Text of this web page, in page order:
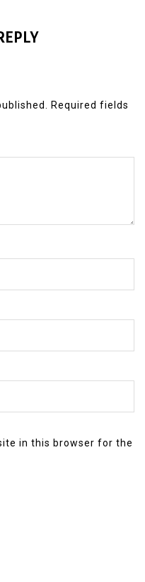
Required fields
in this browser for the